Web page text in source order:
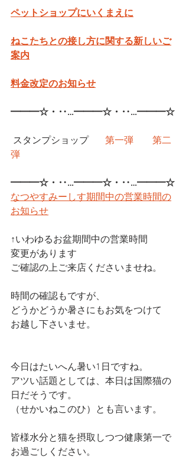
ペットショップにいくまえに
ねこたちとの接し方に関する新しいご
案内
料金改定のお知らせ
━━━☆・‥…━━━☆・‥…━━━☆
第一弾
第二
弾
━━━☆・‥…━━━☆・‥…━━━☆
なつやすみーしす期間中の営業時間の
お知らせ
↑いわゆるお盆期間中の営業時間
変更があります
ご確認の上ご来店くださいませね。
時間の確認もですが、
どうかどうか暑さにもお気をつけて
お越し下さいませ。
今日はたいへん暑い1日ですね。
アツい話題としては、本日は国際猫の
日だそうです。
（せかいねこのひ）とも言います。
皆様水分と猫を摂取しつつ健康第一で
お過ごしください。